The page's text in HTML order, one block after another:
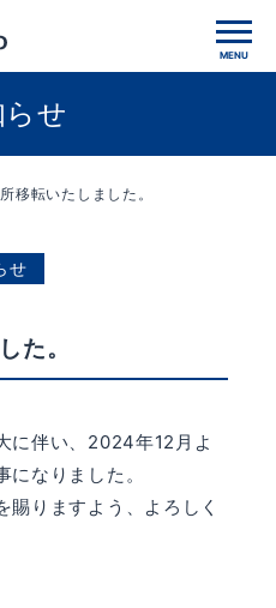
せ
移転いたしました。
せ
た。
に伴い、2024年12月よ
になりました。
賜りますよう、よろしく